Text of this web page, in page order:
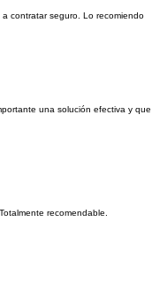
contratar seguro. Lo recomiendo
una solución efectiva y que
recomendable.